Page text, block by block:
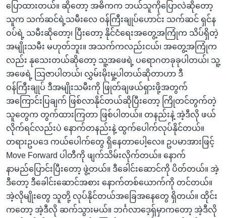
ပြောထားတယ်။ ဆိုတော့ အဓိကက ဘယ်သူကိုပြောလဲဆိုတော့
သူက သက်ဆင်ရဲ့သမီးလေ ဝန်ကြီးချုပ်ဟောင်း သက်ဆင် ရှင်န
ဝပ်ရဲ့ သမီးဆိုတော့၊ ပြီးတော့ နိုင်ငံရေးအတွေ့အကြုံက သိပ်ရှိတဲ့
အမျိုးသမီး မဟုတ်ဘူး။ အသက်ကလည်းငယ်၊ အတွေ့အကြုံက
လည်း နုသေးတယ်ဆိုတော့ သူ့အဖေရဲ့ ပရောဂတခုခုပါတယ်၊ သူ့
အဖေရဲ့ သြဇာပါတယ်၊ လွှမ်းမိုးမှု့ပါတယ်ဆိုတာဟာ ဒီ
ဝန်ကြီးချုပ် ဒီအမျိုးသမီးကို ဖြုတ်ချဖယ်ရှားဖို့အတွက်
အကြောင်းပြချက် ဖြစ်လာနိုင်တယ်ဆိုပြီးတော့ ကြိုတင်တွက်တဲ့
သူတွေက တွက်ထားကြတာ ဖြစ်ပါတယ်။ တနည်းနဲ့ အဲ့ဒီလို ဖယ်
လိုက်ရင်လည်းပဲ နောက်တနည်းနဲ့ ထွက်ပေါက်လုပ်နိုင်တယ်။
တရားဥပဒေ ကယ်ပေါက်တွေ ရှိနေတာပေါ့လေ။ ဥပမာအားဖြင့်
Move Forward ပါတီကို ဖျက်သိမ်းလိုက်တယ်။ ‌နောက်
နာမည်ပြောင်းပြီးတော့ ဖွဲ့တယ်။ ဒီခေါင်းဆောင်ကို ပိတ်တယ်။ အဲ့
ဒီတော့ ဒီခေါင်း‌ဆောင်အစား နောက်တစ်ယောက်ကို တင်တယ်။
အဲ့လိုမျိုးတွေ သူတို့ လုပ်နိုင်တယ်အခြေအနေတွေ ရှိတယ်။ ထိုင်း
ကတော့ အဲ့ဒီလို ဆက်သွားမယ်။ ဘင်္ဂလာ‌ဒေ့ရှ်မှာကတော့ အဲ့ဒီလို